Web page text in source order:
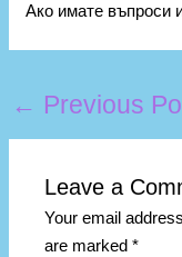
Ако имате въпроси
← Previous
Leave a
Your email
are marked*